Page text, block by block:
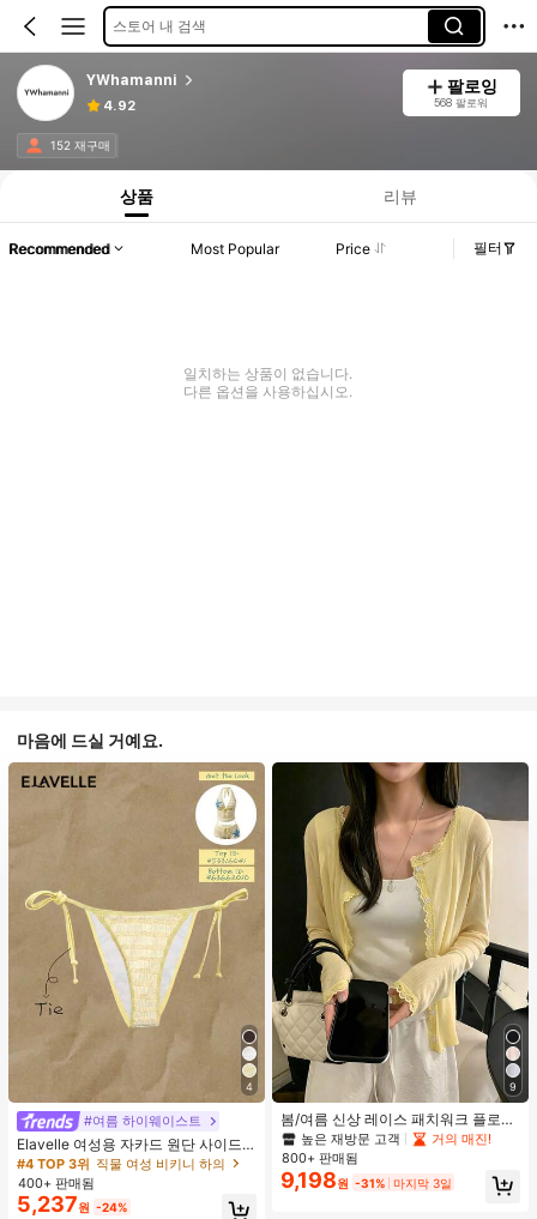
스토어 내 검색
YWhamanni
4.92
팔로잉
568 팔로워
152 재구매
상품 리뷰
Recommended Most Popular Price 필터
일치하는 상품이 없습니다.
다른 옵션을 사용하십시오.
마음에 드실 거예요.
4
#여름 하이웨이스트
Elavelle 여성용 자카드 원단 사이드
타이 비키니 하의, 봄/여름
#4 TOP 3위 직물 여성 비키니 하의
400+ 판매됨
5,237원 -24%
9
봄/여름 신상 레이스 패치워크 플로럴
트림 소프트 니트 가디건 경량 재킷 탑
여성용, 코티지코어 옐로우
높은 재방문 고객
거의 매진!
800+ 판매됨
9,198원 -31% 마지막 3일